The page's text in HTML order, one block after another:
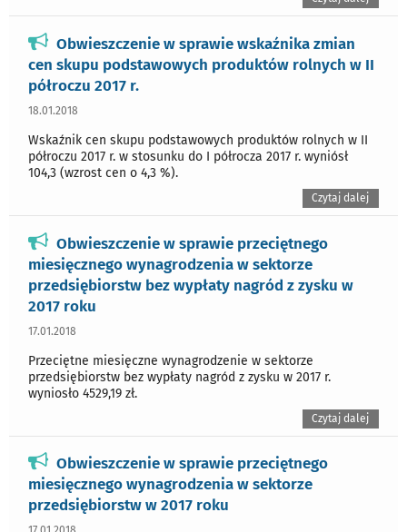
Obwieszczenie w sprawie wskaźnika zmian
cen skupu podstawowych produktów rolnych w II
półroczu 2017 r.
18.01.2018
Wskaźnik cen skupu podstawowych produktów rolnych w II
półroczu 2017 r. w stosunku do I półrocza 2017 r. wyniósł
104,3 (wzrost cen o 4,3 %).
Czytaj dalej
Obwieszczenie w sprawie przeciętnego
miesięcznego wynagrodzenia w sektorze
przedsiębiorstw bez wypłaty nagród z zysku w
2017 roku
17.01.2018
Przeciętne miesięczne wynagrodzenie w sektorze
przedsiębiorstw bez wypłaty nagród z zysku w 2017 r.
wyniosło 4529,19 zł.
Czytaj dalej
Obwieszczenie w sprawie przeciętnego
miesięcznego wynagrodzenia w sektorze
przedsiębiorstw w 2017 roku